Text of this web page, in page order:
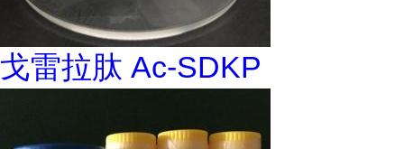
戈雷拉肽 Ac-SDKP